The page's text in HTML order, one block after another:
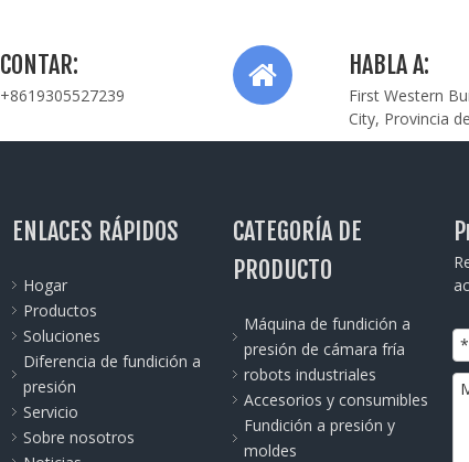
CONTAR:
+8619305527239
HABLA A:
First Western
City, Provincia
ENLACES RÁPIDOS
Hogar
Productos
Soluciones
Diferencia de fundición a
presión
Servicio
Sobre nosotros
CATEGORÍA DE
PRODUCTO
Máquina de fundición a
presión de cámara fría
robots industriales
Accesorios y consumibles
Fundición a presión y
moldes